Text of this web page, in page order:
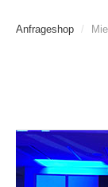
Anfrageshop /